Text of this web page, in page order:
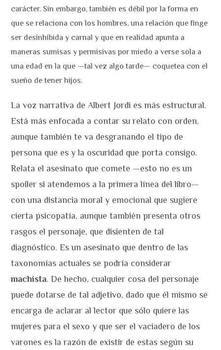
carácter. Sin embargo, también es débil por la forma en
que se relaciona con los hombres, una relación que finge
ser desinhibida y carnal y que en realidad apunta a
maneras sumisas y permisivas por miedo a verse sola a
una edad en la que —tal vez algo tarde— coquetea con el
sueño de tener hijos.
La voz narrativa de Albert Jordi es más estructural.
Está más enfocada a contar su relato con orden,
aunque también te va desgranando el tipo de
persona que es y la oscuridad que porta consigo.
Relata el asesinato que comete —esto no es un
spoiler si atendemos a la primera línea del libro—
con una distancia moral y emocional que sugiere
cierta psicopatía, aunque también presenta otros
rasgos el personaje, que disienten de tal
diagnóstico. Es un asesinato que dentro de las
taxonomías actuales se podría considerar
machista. De hecho, cualquier cosa del personaje
puede dotarse de tal adjetivo, dado que él mismo se
encarga de aclarar al lector que sólo quiere las
mujeres para el sexo y que ser el vaciadero de los
varones es la razón de existir de estas según su